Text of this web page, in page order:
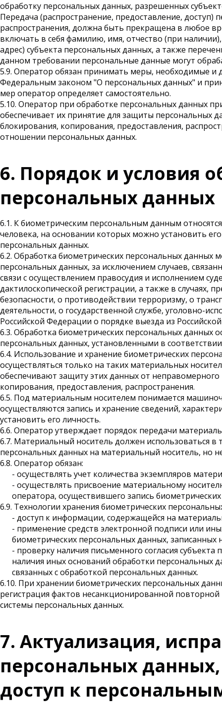
обработку персональных данных, разрешенных
Передача (распространение, предоставление,
распространения, должна быть прекращена в любое
включать в себя фамилию, имя, отчество (при
адрес) субъекта персональных данных, а также
данном требовании персональные данные могут
5.9. Оператор обязан принимать меры, необходимые и
Федеральным законом "О персональных данных" и
мер оператор определяет самостоятельно.
5.10. Оператор при обработке персональных данных
обеспечивает их принятие для защиты персональных
блокирования, копирования, предоставления,
отношении персональных данных.
6. Порядок и условия
персональных данных
6.1. К биометрическим персональным данным
человека, на основании которых можно установить
персональных данных.
6.2. Обработка биометрических персональных данных
персональных данных, за исключением случаев,
связи с осуществлением правосудия и исполнением
дактилоскопической регистрации, а также в случаях,
безопасности, о противодействии терроризму, о
деятельности, о государственной службе, уголовно-
Российской Федерации о порядке выезда из
6.3. Обработка биометрических персональных данных
персональных данных, установленными в
6.4. Использование и хранение биометрических
осуществляться только на таких материальных
обеспечивают защиту этих данных от
копирования, предоставления, распространения.
6.5. Под материальным носителем понимается
осуществляются запись и хранение сведений,
установить его личность.
6.6. Оператор утверждает порядок передачи
6.7. Материальный носитель должен использоваться
персональных данных на материальный носитель, но
6.8. Оператор обязан:
- осуществлять учет количества экземпляров
- осуществлять присвоение материальному
оператора, осуществившего запись
6.9. Технологии хранения биометрических
- доступ к информации, содержащейся на
- применение средств электронной подписи или
биометрических персональных данных, записанных
- проверку наличия письменного согласия
наличия иных оснований обработки персональных
связанных с обработкой персональных данных.
6.10. При хранении биометрических персональных
регистрация фактов несанкционированной
системы персональных данных.
7. Актуализация,
персональных
доступ к